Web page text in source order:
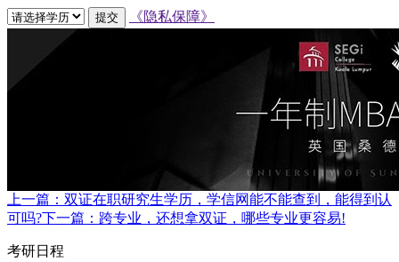
提交 《隐私保障》
上一篇： 双证在职研究生学历，学信网能不能查到，能得到认
可吗?下一篇： 跨专业，还想拿双证，哪些专业更容易!
考研日程